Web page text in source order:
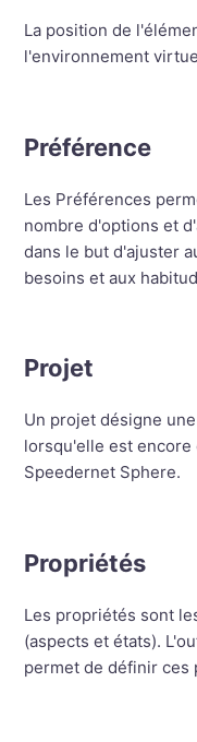
La position de
l'environnement
Préférence
Les Préférences
nombre d'options et
dans le but d'ajuster
besoins et aux
Projet
Un projet désigne
lorsqu'elle est
Speedernet Sphere.
Propriétés
Les propriétés sont
(aspects et états).
permet de définir ces